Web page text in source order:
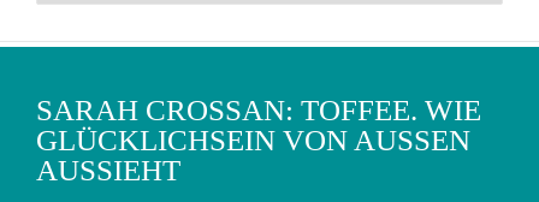
SARAH CROSSAN: TOFFEE. WIE
GLÜCKLICHSEIN VON AUSSEN A
USSIEHT